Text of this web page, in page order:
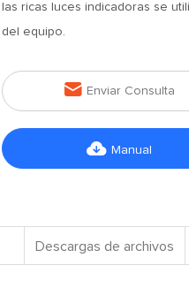
las ricas luces indicadoras se
del equipo.
 Enviar Consulta
 Manual
Descargas de archivos